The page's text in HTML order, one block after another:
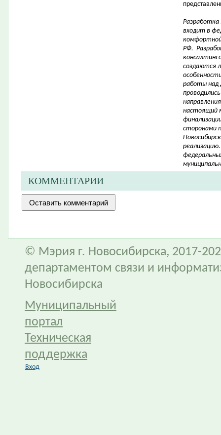
входит в
РФ.
создаются
работы над
настоящий
сторонами
КОММЕНТАРИИ
© Мэрия г. Новосибирска, 2017-
департаментом связи и
Новосибирска
Муниципальный
портал
Техническая
поддержка
Вход